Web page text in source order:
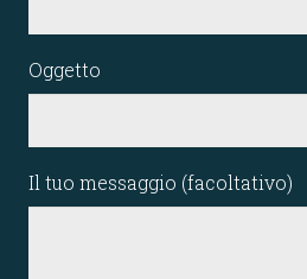
Oggetto
Il tuo messaggio (facoltativo)